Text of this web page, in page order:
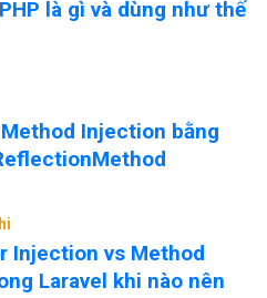
là gì và dùng như thế
Injection bằng
Injection vs Method
Laravel khi nào nên